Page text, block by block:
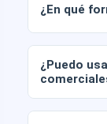
desde el
¿En qué
packs
¿Puedo